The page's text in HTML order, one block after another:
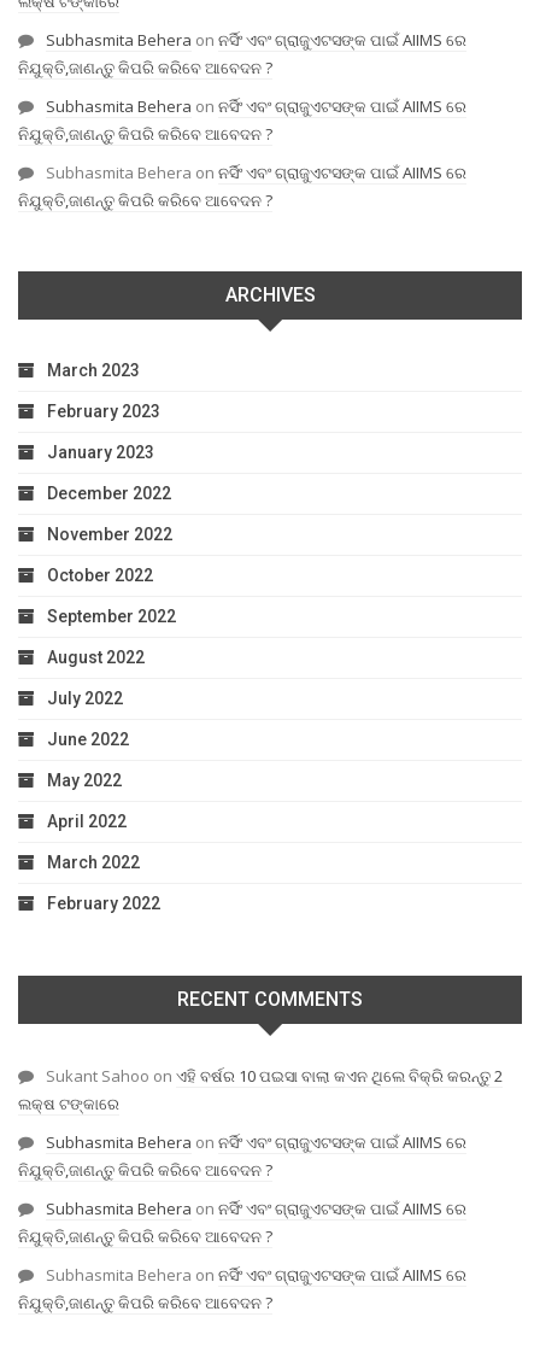
Subhasmita Behera on ନର୍ସିଂ ଏବଂ ଗ୍ରାଜୁଏଟସଙ୍କ ପାଇଁ AIIMS ରେ
ନିଯୁକ୍ତି,ଜାଣନ୍ତୁ କିପରି କରିବେ ଆବେଦନ ?
Subhasmita Behera on ନର୍ସିଂ ଏବଂ ଗ୍ରାଜୁଏଟସଙ୍କ ପାଇଁ AIIMS ରେ
ନିଯୁକ୍ତି,ଜାଣନ୍ତୁ କିପରି କରିବେ ଆବେଦନ ?
Subhasmita Behera on ନର୍ସିଂ ଏବଂ ଗ୍ରାଜୁଏଟସଙ୍କ ପାଇଁ AIIMS ରେ
ନିଯୁକ୍ତି,ଜାଣନ୍ତୁ କିପରି କରିବେ ଆବେଦନ ?
ARCHIVES
March 2023
February 2023
January 2023
December 2022
November 2022
October 2022
September 2022
August 2022
July 2022
June 2022
May 2022
April 2022
March 2022
February 2022
RECENT COMMENTS
Sukant Sahoo on ଏହି ବର୍ଷର 10 ପଇସା ବାଲା କଏନ ଥିଲେ ବିକ୍ରି କରନ୍ତୁ 2
ଲକ୍ଷ ଟଙ୍କାରେ
Subhasmita Behera on ନର୍ସିଂ ଏବଂ ଗ୍ରାଜୁଏଟସଙ୍କ ପାଇଁ AIIMS ରେ
ନିଯୁକ୍ତି,ଜାଣନ୍ତୁ କିପରି କରିବେ ଆବେଦନ ?
Subhasmita Behera on ନର୍ସିଂ ଏବଂ ଗ୍ରାଜୁଏଟସଙ୍କ ପାଇଁ AIIMS ରେ
ନିଯୁକ୍ତି,ଜାଣନ୍ତୁ କିପରି କରିବେ ଆବେଦନ ?
Subhasmita Behera on ନର୍ସିଂ ଏବଂ ଗ୍ରାଜୁଏଟସଙ୍କ ପାଇଁ AIIMS ରେ
ନିଯୁକ୍ତି,ଜାଣନ୍ତୁ କିପରି କରିବେ ଆବେଦନ ?